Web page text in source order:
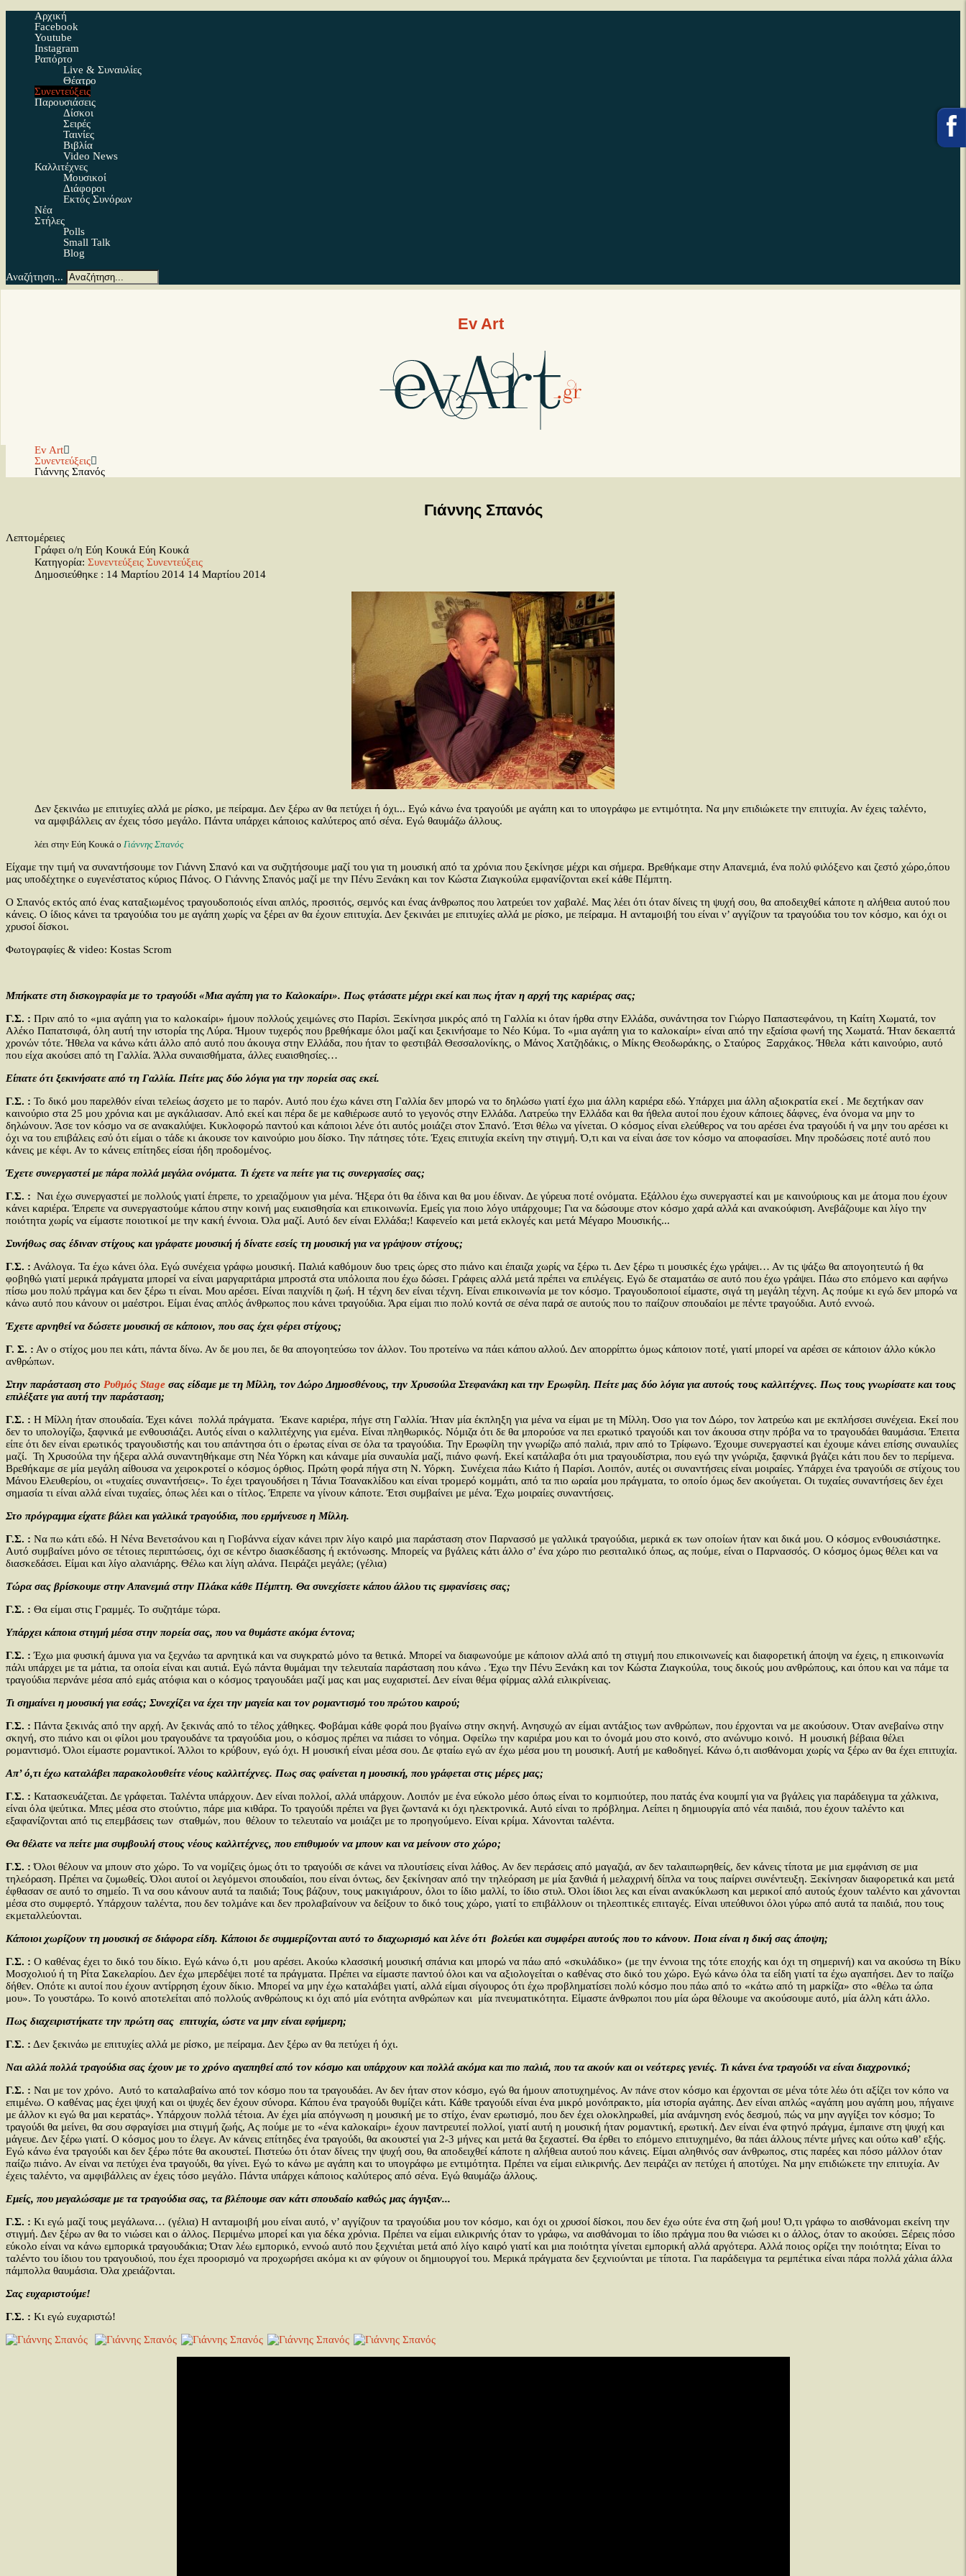
Αρχική
Facebook
Youtube
Instagram
Ραπόρτο
Live & Συναυλίες
Θέατρο
Συνεντεύξεις
Παρουσιάσεις
Δίσκοι
Σειρές
Ταινίες
Βιβλία
Video News
Καλλιτέχνες
Μουσικοί
Διάφοροι
Εκτός Συνόρων
Νέα
Στήλες
Polls
Small Talk
Blog
Αναζήτηση...
Ev Art
Ev Art
Συνεντεύξεις
Γιάννης Σπανός
Γιάννης Σπανός
Λεπτομέρειες
Γράφει ο/η Εύη Κουκά Εύη Κουκά
Κατηγορία: Συνεντεύξεις Συνεντεύξεις
Δημοσιεύθηκε : 14 Μαρτίου 2014 14 Μαρτίου 2014
Δεν ξεκινάω με επιτυχίες αλλά με ρίσκο, με πείραμα. Δεν ξέρω αν θα πετύχει ή όχι... Εγώ κάνω ένα τραγούδι με αγάπη και το υπογράφω με εντιμότητα. Να μην επιδιώκετε την επιτυχία. Αν έχεις ταλέντο,
να αμφιβάλλεις αν έχεις τόσο μεγάλο. Πάντα υπάρχει κάποιος καλύτερος από σένα. Εγώ θαυμάζω άλλους.
λέει στην Εύη Κουκά ο Γιάννης Σπανός
Είχαμε την τιμή να συναντήσουμε τον Γιάννη Σπανό και να συζητήσουμε μαζί του για τη μουσική από τα χρόνια που ξεκίνησε μέχρι και σήμερα. Βρεθήκαμε στην Απανεμιά, ένα πολύ φιλόξενο και ζεστό χώρο,όπου
μας υποδέχτηκε ο ευγενέστατος κύριος Πάνος. Ο Γιάννης Σπανός μαζί με την Πένυ Ξενάκη και τον Κώστα Ζιαγκούλα εμφανίζονται εκεί κάθε Πέμπτη.
Ο Σπανός εκτός από ένας καταξιωμένος τραγουδοποιός είναι απλός, προσιτός, σεμνός και ένας άνθρωπος που λατρεύει τον χαβαλέ. Μας λέει ότι όταν δίνεις τη ψυχή σου, θα αποδειχθεί κάποτε η αλήθεια αυτού που
κάνεις. Ο ίδιος κάνει τα τραγούδια του με αγάπη χωρίς να ξέρει αν θα έχουν επιτυχία. Δεν ξεκινάει με επιτυχίες αλλά με ρίσκο, με πείραμα. Η ανταμοιβή του είναι ν’ αγγίζουν τα τραγούδια του τον κόσμο, και όχι οι
χρυσοί δίσκοι.
Φωτογραφίες & video: Kostas Scrom
Μπήκατε στη δισκογραφία με το τραγούδι «Μια αγάπη για το Καλοκαίρι». Πως φτάσατε μέχρι εκεί και πως ήταν η αρχή της καριέρας σας;
Γ.Σ. : Πριν από το «μια αγάπη για το καλοκαίρι» ήμουν πολλούς χειμώνες στο Παρίσι. Ξεκίνησα μικρός από τη Γαλλία κι όταν ήρθα στην Ελλάδα, συνάντησα τον Γιώργο Παπαστεφάνου, τη Καίτη Χωματά, τον
Αλέκο Παπατσιφά, όλη αυτή την ιστορία της Λύρα. Ήμουν τυχερός που βρεθήκαμε όλοι μαζί και ξεκινήσαμε το Νέο Κύμα. Το «μια αγάπη για το καλοκαίρι» είναι από την εξαίσια φωνή της Χωματά. Ήταν δεκαεπτά
χρονών τότε. Ήθελα να κάνω κάτι άλλο από αυτό που άκουγα στην Ελλάδα, που ήταν το φεστιβάλ Θεσσαλονίκης, ο Μάνος Χατζηδάκις, ο Μίκης Θεοδωράκης, ο Σταύρος Ξαρχάκος. Ήθελα κάτι καινούριο, αυτό
που είχα ακούσει από τη Γαλλία. Άλλα συναισθήματα, άλλες ευαισθησίες…
Είπατε ότι ξεκινήσατε από τη Γαλλία. Πείτε μας δύο λόγια για την πορεία σας εκεί.
Γ.Σ. : Το δικό μου παρελθόν είναι τελείως άσχετο με το παρόν. Αυτό που έχω κάνει στη Γαλλία δεν μπορώ να το δηλώσω γιατί έχω μια άλλη καριέρα εδώ. Υπάρχει μια άλλη αξιοκρατία εκεί . Με δεχτήκαν σαν
καινούριο στα 25 μου χρόνια και με αγκάλιασαν. Από εκεί και πέρα δε με καθιέρωσε αυτό το γεγονός στην Ελλάδα. Λατρεύω την Ελλάδα και θα ήθελα αυτοί που έχουν κάποιες δάφνες, ένα όνομα να μην το
δηλώνουν. Άσε τον κόσμο να σε ανακαλύψει. Κυκλοφορώ παντού και κάποιοι λένε ότι αυτός μοιάζει στον Σπανό. Έτσι θέλω να γίνεται. Ο κόσμος είναι ελεύθερος να του αρέσει ένα τραγούδι ή να μην του αρέσει κι
όχι να του επιβάλεις εσύ ότι είμαι ο τάδε κι άκουσε τον καινούριο μου δίσκο. Την πάτησες τότε. Έχεις επιτυχία εκείνη την στιγμή. Ό,τι και να είναι άσε τον κόσμο να αποφασίσει. Μην προδώσεις ποτέ αυτό που
κάνεις με κέφι. Αν το κάνεις επίτηδες είσαι ήδη προδομένος.
Έχετε συνεργαστεί με πάρα πολλά μεγάλα ονόματα. Τι έχετε να πείτε για τις συνεργασίες σας;
Γ.Σ. : Ναι έχω συνεργαστεί με πολλούς γιατί έπρεπε, το χρειαζόμουν για μένα. Ήξερα ότι θα έδινα και θα μου έδιναν. Δε γύρευα ποτέ ονόματα. Εξάλλου έχω συνεργαστεί και με καινούριους και με άτομα που έχουν
κάνει καριέρα. Έπρεπε να συνεργαστούμε κάπου στην κοινή μας ευαισθησία και επικοινωνία. Εμείς για ποιο λόγο υπάρχουμε; Για να δώσουμε στον κόσμο χαρά αλλά και ανακούφιση. Ανεβάζουμε και λίγο την
ποιότητα χωρίς να είμαστε ποιοτικοί με την κακή έννοια. Όλα μαζί. Αυτό δεν είναι Ελλάδα;! Καφενείο και μετά εκλογές και μετά Μέγαρο Μουσικής...
Συνήθως σας έδιναν στίχους και γράφατε μουσική ή δίνατε εσείς τη μουσική για να γράψουν στίχους;
Γ.Σ. : Ανάλογα. Τα έχω κάνει όλα. Εγώ συνέχεια γράφω μουσική. Παλιά καθόμουν δυο τρεις ώρες στο πιάνο και έπαιζα χωρίς να ξέρω τι. Δεν ξέρω τι μουσικές έχω γράψει… Αν τις ψάξω θα απογοητευτώ ή θα
φοβηθώ γιατί μερικά πράγματα μπορεί να είναι μαργαριτάρια μπροστά στα υπόλοιπα που έχω δώσει. Γράφεις αλλά μετά πρέπει να επιλέγεις. Εγώ δε σταματάω σε αυτό που έχω γράψει. Πάω στο επόμενο και αφήνω
πίσω μου πολύ πράγμα και δεν ξέρω τι είναι. Μου αρέσει. Είναι παιχνίδι η ζωή. Η τέχνη δεν είναι τέχνη. Είναι επικοινωνία με τον κόσμο. Τραγουδοποιοί είμαστε, σιγά τη μεγάλη τέχνη. Ας πούμε κι εγώ δεν μπορώ να
κάνω αυτό που κάνουν οι μαέστροι. Είμαι ένας απλός άνθρωπος που κάνει τραγούδια. Άρα είμαι πιο πολύ κοντά σε σένα παρά σε αυτούς που το παίζουν σπουδαίοι με πέντε τραγούδια. Αυτό εννοώ.
Έχετε αρνηθεί να δώσετε μουσική σε κάποιον, που σας έχει φέρει στίχους;
Γ. Σ. : Αν ο στίχος μου πει κάτι, πάντα δίνω. Αν δε μου πει, δε θα απογοητεύσω τον άλλον. Του προτείνω να πάει κάπου αλλού. Δεν απορρίπτω όμως κάποιον ποτέ, γιατί μπορεί να αρέσει σε κάποιον άλλο κύκλο
ανθρώπων.
Στην παράσταση στο Ρυθμός Stage σας είδαμε με τη Μίλλη, τον Δώρο Δημοσθένους, την Χρυσούλα Στεφανάκη και την Ερωφίλη. Πείτε μας δύο λόγια για αυτούς τους καλλιτέχνες. Πως τους γνωρίσατε και τους
επιλέξατε για αυτή την παράσταση;
Γ.Σ. : Η Μίλλη ήταν σπουδαία. Έχει κάνει πολλά πράγματα. Έκανε καριέρα, πήγε στη Γαλλία. Ήταν μία έκπληξη για μένα να είμαι με τη Μίλλη. Όσο για τον Δώρο, τον λατρεύω και με εκπλήσσει συνέχεια. Εκεί που
δεν το υπολογίζω, ξαφνικά με ενθουσιάζει. Αυτός είναι ο καλλιτέχνης για εμένα. Είναι πληθωρικός. Νόμιζα ότι δε θα μπορούσε να πει ερωτικό τραγούδι και τον άκουσα στην πρόβα να το τραγουδάει θαυμάσια. Έπειτα
είπε ότι δεν είναι ερωτικός τραγουδιστής και του απάντησα ότι ο έρωτας είναι σε όλα τα τραγούδια. Την Ερωφίλη την γνωρίζω από παλιά, πριν από το Τρίφωνο. Έχουμε συνεργαστεί και έχουμε κάνει επίσης συναυλίες
μαζί. Τη Χρυσούλα την ήξερα αλλά συναντηθήκαμε στη Νέα Υόρκη και κάναμε μία συναυλία μαζί, πιάνο φωνή. Εκεί κατάλαβα ότι μια τραγουδίστρια, που εγώ την γνώριζα, ξαφνικά βγάζει κάτι που δεν το περίμενα.
Βρεθήκαμε σε μία μεγάλη αίθουσα να χειροκροτεί ο κόσμος όρθιος. Πρώτη φορά πήγα στη Ν. Υόρκη. Συνέχεια πάω Κιάτο ή Παρίσι. Λοιπόν, αυτές οι συναντήσεις είναι μοιραίες. Υπάρχει ένα τραγούδι σε στίχους του
Μάνου Ελευθερίου, οι «τυχαίες συναντήσεις». Το έχει τραγουδήσει η Τάνια Τσανακλίδου και είναι τρομερό κομμάτι, από τα πιο ωραία μου πράγματα, το οποίο όμως δεν ακούγεται. Οι τυχαίες συναντήσεις δεν έχει
σημασία τι είναι αλλά είναι τυχαίες, όπως λέει και ο τίτλος. Έπρεπε να γίνουν κάποτε. Έτσι συμβαίνει με μένα. Έχω μοιραίες συναντήσεις.
Στο πρόγραμμα είχατε βάλει και γαλλικά τραγούδια, που ερμήνευσε η Μίλλη.
Γ.Σ. : Να πω κάτι εδώ. Η Νένα Βενετσάνου και η Γιοβάννα είχαν κάνει πριν λίγο καιρό μια παράσταση στον Παρνασσό με γαλλικά τραγούδια, μερικά εκ των οποίων ήταν και δικά μου. Ο κόσμος ενθουσιάστηκε.
Αυτό συμβαίνει μόνο σε τέτοιες περιπτώσεις, όχι σε κέντρο διασκέδασης ή εκτόνωσης. Μπορείς να βγάλεις κάτι άλλο σ’ ένα χώρο πιο ρεσιταλικό όπως, ας πούμε, είναι ο Παρνασσός. Ο κόσμος όμως θέλει και να
διασκεδάσει. Είμαι και λίγο αλανιάρης. Θέλω και λίγη αλάνα. Πειράζει μεγάλε; (γέλια)
Τώρα σας βρίσκουμε στην Απανεμιά στην Πλάκα κάθε Πέμπτη. Θα συνεχίσετε κάπου άλλου τις εμφανίσεις σας;
Γ.Σ. : Θα είμαι στις Γραμμές. Το συζητάμε τώρα.
Υπάρχει κάποια στιγμή μέσα στην πορεία σας, που να θυμάστε ακόμα έντονα;
Γ.Σ. : Έχω μια φυσική άμυνα για να ξεχνάω τα αρνητικά και να συγκρατώ μόνο τα θετικά. Μπορεί να διαφωνούμε με κάποιον αλλά από τη στιγμή που επικοινωνείς και διαφορετική άποψη να έχεις, η επικοινωνία
πάλι υπάρχει με τα μάτια, τα οποία είναι και αυτιά. Εγώ πάντα θυμάμαι την τελευταία παράσταση που κάνω . Έχω την Πένυ Ξενάκη και τον Κώστα Ζιαγκούλα, τους δικούς μου ανθρώπους, και όπου και να πάμε τα
τραγούδια περνάνε μέσα από εμάς ατόφια και ο κόσμος τραγουδάει μαζί μας και μας ευχαριστεί. Δεν είναι θέμα φίρμας αλλά ειλικρίνειας.
Τι σημαίνει η μουσική για εσάς; Συνεχίζει να έχει την μαγεία και τον ρομαντισμό του πρώτου καιρού;
Γ.Σ. : Πάντα ξεκινάς από την αρχή. Αν ξεκινάς από το τέλος χάθηκες. Φοβάμαι κάθε φορά που βγαίνω στην σκηνή. Ανησυχώ αν είμαι αντάξιος των ανθρώπων, που έρχονται να με ακούσουν. Όταν ανεβαίνω στην
σκηνή, στο πιάνο και οι φίλοι μου τραγουδάνε τα τραγούδια μου, ο κόσμος πρέπει να πιάσει το νόημα. Οφείλω την καριέρα μου και το όνομά μου στο κοινό, στο ανώνυμο κοινό. Η μουσική βέβαια θέλει
ρομαντισμό. Όλοι είμαστε ρομαντικοί. Άλλοι το κρύβουν, εγώ όχι. Η μουσική είναι μέσα σου. Δε φταίω εγώ αν έχω μέσα μου τη μουσική. Αυτή με καθοδηγεί. Κάνω ό,τι αισθάνομαι χωρίς να ξέρω αν θα έχει επιτυχία.
Απ’ ό,τι έχω καταλάβει παρακολουθείτε νέους καλλιτέχνες. Πως σας φαίνεται η μουσική, που γράφεται στις μέρες μας;
Γ.Σ. : Κατασκευάζεται. Δε γράφεται. Ταλέντα υπάρχουν. Δεν είναι πολλοί, αλλά υπάρχουν. Λοιπόν με ένα εύκολο μέσο όπως είναι το κομπιούτερ, που πατάς ένα κουμπί για να βγάλεις για παράδειγμα τα χάλκινα,
είναι όλα ψεύτικα. Μπες μέσα στο στούντιο, πάρε μια κιθάρα. Το τραγούδι πρέπει να βγει ζωντανά κι όχι ηλεκτρονικά. Αυτό είναι το πρόβλημα. Λείπει η δημιουργία από νέα παιδιά, που έχουν ταλέντο και
εξαφανίζονται από τις επεμβάσεις των σταθμών, που θέλουν το τελευταίο να μοιάζει με το προηγούμενο. Είναι κρίμα. Χάνονται ταλέντα.
Θα θέλατε να πείτε μια συμβουλή στους νέους καλλιτέχνες, που επιθυμούν να μπουν και να μείνουν στο χώρο;
Γ.Σ. : Όλοι θέλουν να μπουν στο χώρο. Το να νομίζεις όμως ότι το τραγούδι σε κάνει να πλουτίσεις είναι λάθος. Αν δεν περάσεις από μαγαζιά, αν δεν ταλαιπωρηθείς, δεν κάνεις τίποτα με μια εμφάνιση σε μια
τηλεόραση. Πρέπει να ζυμωθείς. Όλοι αυτοί οι λεγόμενοι σπουδαίοι, που είναι όντως, δεν ξεκίνησαν από την τηλεόραση με μία ξανθιά ή μελαχρινή δίπλα να τους παίρνει συνέντευξη. Ξεκίνησαν διαφορετικά και μετά
έφθασαν σε αυτό το σημείο. Τι να σου κάνουν αυτά τα παιδιά; Τους βάζουν, τους μακιγιάρουν, όλοι το ίδιο μαλλί, το ίδιο στυλ. Όλοι ίδιοι λες και είναι ανακύκλωση και μερικοί από αυτούς έχουν ταλέντο και χάνονται
μέσα στο συμφερτό. Υπάρχουν ταλέντα, που δεν τολμάνε και δεν προλαβαίνουν να δείξουν το δικό τους χώρο, γιατί το επιβάλλουν οι τηλεοπτικές επιταγές. Είναι υπεύθυνοι όλοι γύρω από αυτά τα παιδιά, που τους
εκμεταλλεύονται.
Κάποιοι χωρίζουν τη μουσική σε διάφορα είδη. Κάποιοι δε συμμερίζονται αυτό το διαχωρισμό και λένε ότι βολεύει και συμφέρει αυτούς που το κάνουν. Ποια είναι η δική σας άποψη;
Γ.Σ. : Ο καθένας έχει το δικό του δίκιο. Εγώ κάνω ό,τι μου αρέσει. Ακούω κλασσική μουσική σπάνια και μπορώ να πάω από «σκυλάδικο» (με την έννοια της τότε εποχής και όχι τη σημερινή) και να ακούσω τη Βίκυ
Μοσχολιού ή τη Ρίτα Σακελαρίου. Δεν έχω μπερδέψει ποτέ τα πράγματα. Πρέπει να είμαστε παντού όλοι και να αξιολογείται ο καθένας στο δικό του χώρο. Εγώ κάνω όλα τα είδη γιατί τα έχω αγαπήσει. Δεν το παίζω
δήθεν. Οπότε κι αυτοί που έχουν αντίρρηση έχουν δίκιο. Μπορεί να μην έχω καταλάβει γιατί, αλλά είμαι σίγουρος ότι έχω προβληματίσει πολύ κόσμο που πάω από το «κάτω από τη μαρκίζα» στο «θέλω τα ώπα
μου». Το γουστάρω. Το κοινό αποτελείται από πολλούς ανθρώπους κι όχι από μία ενότητα ανθρώπων και μία πνευματικότητα. Είμαστε άνθρωποι που μία ώρα θέλουμε να ακούσουμε αυτό, μία άλλη κάτι άλλο.
Πως διαχειριστήκατε την πρώτη σας επιτυχία, ώστε να μην είναι εφήμερη;
Γ.Σ. : Δεν ξεκινάω με επιτυχίες αλλά με ρίσκο, με πείραμα. Δεν ξέρω αν θα πετύχει ή όχι.
Ναι αλλά πολλά τραγούδια σας έχουν με το χρόνο αγαπηθεί από τον κόσμο και υπάρχουν και πολλά ακόμα και πιο παλιά, που τα ακούν και οι νεότερες γενιές. Τι κάνει ένα τραγούδι να είναι διαχρονικό;
Γ.Σ. : Ναι με τον χρόνο. Αυτό το καταλαβαίνω από τον κόσμο που τα τραγουδάει. Αν δεν ήταν στον κόσμο, εγώ θα ήμουν αποτυχημένος. Αν πάνε στον κόσμο και έρχονται σε μένα τότε λέω ότι αξίζει τον κόπο να
επιμένω. Ο καθένας μας έχει ψυχή και οι ψυχές δεν έχουν σύνορα. Κάπου ένα τραγούδι θυμίζει κάτι. Κάθε τραγούδι είναι ένα μικρό μονόπρακτο, μία ιστορία αγάπης. Δεν είναι απλώς «αγάπη μου αγάπη μου, πήγαινε
με άλλον κι εγώ θα μαι κερατάς». Υπάρχουν πολλά τέτοια. Αν έχει μία απόγνωση η μουσική με το στίχο, έναν ερωτισμό, που δεν έχει ολοκληρωθεί, μία ανάμνηση ενός δεσμού, πώς να μην αγγίξει τον κόσμο; Το
τραγούδι θα μείνει, θα σου σφραγίσει μια στιγμή ζωής, Ας πούμε με το «ένα καλοκαίρι» έχουν παντρευτεί πολλοί, γιατί αυτή η μουσική ήταν ρομαντική, ερωτική. Δεν είναι ένα φτηνό πράγμα, έμπαινε στη ψυχή και
μάγευε. Δεν ξέρω γιατί. Ο κόσμος μου το έλεγε. Αν κάνεις επίτηδες ένα τραγούδι, θα ακουστεί για 2-3 μήνες και μετά θα ξεχαστεί. Θα έρθει το επόμενο επιτυχημένο, θα πάει άλλους πέντε μήνες και ούτω καθ’ εξής.
Εγώ κάνω ένα τραγούδι και δεν ξέρω πότε θα ακουστεί. Πιστεύω ότι όταν δίνεις την ψυχή σου, θα αποδειχθεί κάποτε η αλήθεια αυτού που κάνεις. Είμαι αληθινός σαν άνθρωπος, στις παρέες και πόσο μάλλον όταν
παίζω πιάνο. Αν είναι να πετύχει ένα τραγούδι, θα γίνει. Εγώ το κάνω με αγάπη και το υπογράφω με εντιμότητα. Πρέπει να είμαι ειλικρινής. Δεν πειράζει αν πετύχει ή αποτύχει. Να μην επιδιώκετε την επιτυχία. Αν
έχεις ταλέντο, να αμφιβάλλεις αν έχεις τόσο μεγάλο. Πάντα υπάρχει κάποιος καλύτερος από σένα. Εγώ θαυμάζω άλλους.
Εμείς, που μεγαλώσαμε με τα τραγούδια σας, τα βλέπουμε σαν κάτι σπουδαίο καθώς μας άγγιξαν...
Γ.Σ. : Κι εγώ μαζί τους μεγάλωνα… (γέλια) Η ανταμοιβή μου είναι αυτό, ν’ αγγίζουν τα τραγούδια μου τον κόσμο, και όχι οι χρυσοί δίσκοι, που δεν έχω ούτε ένα στη ζωή μου! Ό,τι γράφω το αισθάνομαι εκείνη την
στιγμή. Δεν ξέρω αν θα το νιώσει και ο άλλος. Περιμένω μπορεί και για δέκα χρόνια. Πρέπει να είμαι ειλικρινής όταν το γράφω, να αισθάνομαι το ίδιο πράγμα που θα νιώσει κι ο άλλος, όταν το ακούσει. Ξέρεις πόσο
εύκολο είναι να κάνω εμπορικά τραγουδάκια; Όταν λέω εμπορικό, εννοώ αυτό που ξεχνιέται μετά από λίγο καιρό γιατί και μια ποιότητα γίνεται εμπορική αλλά αργότερα. Αλλά ποιος ορίζει την ποιότητα; Είναι το
ταλέντο του ίδιου του τραγουδιού, που έχει προορισμό να προχωρήσει ακόμα κι αν φύγουν οι δημιουργοί του. Μερικά πράγματα δεν ξεχνιούνται με τίποτα. Για παράδειγμα τα ρεμπέτικα είναι πάρα πολλά χάλια άλλα
πάμπολλα θαυμάσια. Όλα χρειάζονται.
Σας ευχαριστούμε!
Γ.Σ. : Κι εγώ ευχαριστώ!